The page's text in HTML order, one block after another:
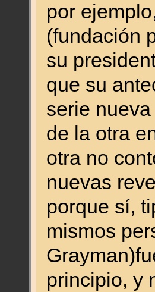
por
(fundación
su
que su
serie
de la otra
otra no
nuevas
porque sí,
mismos
principio, y